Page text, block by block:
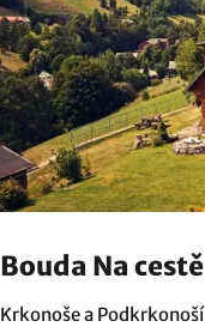
Bouda Na cestě
Krkonoše a Podkrkonoší